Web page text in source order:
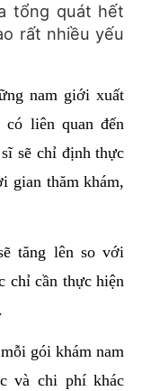
tổng quát hết
rất nhiều yếu
nam giới xuất
có liên quan đến
sẽ chỉ định thực
gian thăm khám,
tăng lên so với
chỉ cần thực hiện
gói khám nam
và chi phí khác